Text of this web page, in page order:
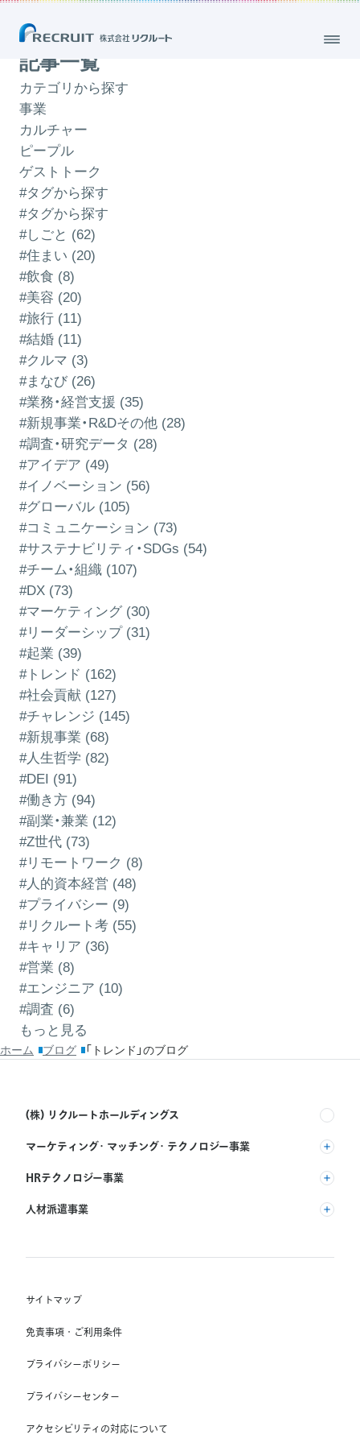
「トレンド」のブログ
記事一覧
カテゴリから探す
事業
カルチャー
ピープル
ゲストトーク
#タグから探す
#タグから探す
#しごと (62)
#住まい (20)
#飲食 (8)
#美容 (20)
#旅行 (11)
#結婚 (11)
#クルマ (3)
#まなび (26)
#業務・経営支援 (35)
#新規事業・R&Dその他 (28)
#調査・研究データ (28)
#アイデア (49)
#イノベーション (56)
#グローバル (105)
#コミュニケーション (73)
#サステナビリティ・SDGs (54)
#チーム・組織 (107)
#DX (73)
#マーケティング (30)
#リーダーシップ (31)
#起業 (39)
#トレンド (162)
#社会貢献 (127)
#チャレンジ (145)
#新規事業 (68)
#人生哲学 (82)
#DEI (91)
#働き方 (94)
#副業・兼業 (12)
#Z世代 (73)
#リモートワーク (8)
#人的資本経営 (48)
#プライバシー (9)
#リクルート考 (55)
#キャリア (36)
#営業 (8)
#エンジニア (10)
#調査 (6)
もっと見る
ホーム ブログ 「トレンド」のブログ
(株) リクルートホールディングス
マーケティング・マッチング・テクノロジー事業
(株) リクルート
HRテクノロジー事業
(株) インディードリクルートパートナーズ
Indeed, Inc.
人材派遣事業
(株) スタッフサービス・ホールディングス
Unique NV
Staffmark Group, LLC
サイトマップ
免責事項・ご利用条件
プライバシーポリシー
プライバシーセンター
アクセシビリティの対応について